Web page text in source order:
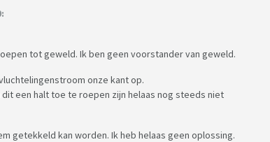
tot geweld. Ik ben geen voorstander van geweld.
onze kant op.
een halt toe te roepen zijn helaas nog steeds niet
getekkeld kan worden. Ik heb helaas geen oplossing.